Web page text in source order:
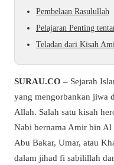
Pembelaan Rasulullah
Pelajaran Penting
Teladan dari Kisah
SURAU.CO – Sejarah
yang mengorbankan jiwa
Allah. Salah satu kisah
Nabi bernama Amir bin Al
Abu Bakar, Umar, atau
dalam jihad fi sabilillah